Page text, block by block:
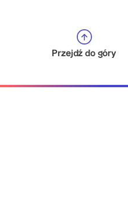
Przejdź do góry